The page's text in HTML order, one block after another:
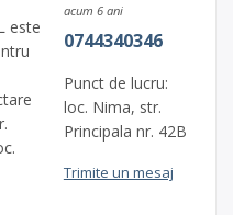
este
acum 6 ani
0744340346
Punct de lucru:
loc. Nima, str.
Principala nr. 42B
Trimite un mesaj